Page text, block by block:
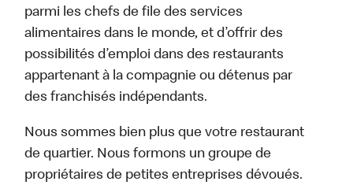
parmi les chefs de file des services
alimentaires dans le monde, et d’offrir des
possibilités d’emploi dans des restaurants
appartenant à la compagnie ou détenus par
des franchisés indépendants.
Nous sommes bien plus que votre restaurant
de quartier. Nous formons un groupe de
propriétaires de petites entreprises dévoués.